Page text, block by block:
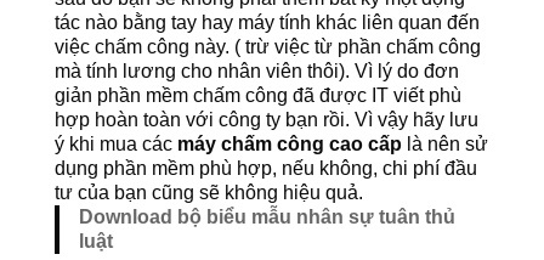
tác nào bằng tay hay máy tính khác liên quan đến
việc chấm công này. ( trừ việc từ phần chấm công
mà tính lương cho nhân viên thôi). Vì lý do đơn
giản phần mềm chấm công đã được IT viết phù
hợp hoàn toàn với công ty bạn rồi. Vì vậy hãy lưu
ý khi mua các máy chấm công cao cấplà nên sử
dụng phần mềm phù hợp, nếu không, chi phí đầu
tư của bạn cũng sẽ không hiệu quả.
Download bộ biểu mẫu nhân sự tuân thủ
luật